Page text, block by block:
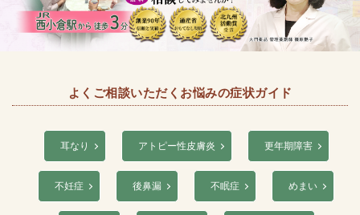
よくご相談いただくお悩みの症状ガイド
耳なり アトピー性皮膚炎 更年期障害
不妊症 後鼻漏 不眠症 めまい